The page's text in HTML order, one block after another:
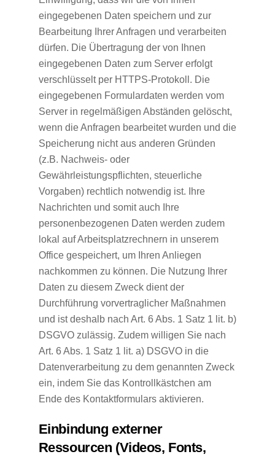
eingegebenen Daten speichern und zur
Bearbeitung Ihrer Anfragen und verarbeiten
dürfen. Die Übertragung der von Ihnen
eingegebenen Daten zum Server erfolgt
verschlüsselt per HTTPS-Protokoll. Die
eingegebenen Formulardaten werden vom
Server in regelmäßigen Abständen gelöscht,
wenn die Anfragen bearbeitet wurden und die
Speicherung nicht aus anderen Gründen
(z.B. Nachweis- oder
Gewährleistungspflichten, steuerliche
Vorgaben) rechtlich notwendig ist. Ihre
Nachrichten und somit auch Ihre
personenbezogenen Daten werden zudem
lokal auf Arbeitsplatzrechnern in unserem
Office gespeichert, um Ihren Anliegen
nachkommen zu können. Die Nutzung Ihrer
Daten zu diesem Zweck dient der
Durchführung vorvertraglicher Maßnahmen
und ist deshalb nach Art. 6 Abs. 1 Satz 1 lit. b)
DSGVO zulässig. Zudem willigen Sie nach
Art. 6 Abs. 1 Satz 1 lit. a) DSGVO in die
Datenverarbeitung zu dem genannten Zweck
ein, indem Sie das Kontrollkästchen am
Ende des Kontaktformulars aktivieren.
Einbindung externer
Ressourcen (Videos, Fonts,